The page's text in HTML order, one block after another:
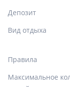
Депозит
Вид отдыха
Правила
Максимальное